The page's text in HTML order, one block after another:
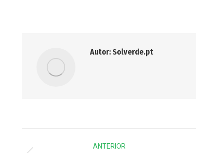
Autor:Solverde.pt
ANTERIOR